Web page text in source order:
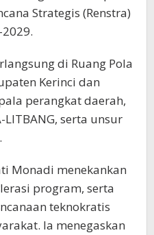
Strategis (Renstra)
di Ruang Pola
Kerinci dan
perangkat daerah,
LITBANG, serta unsur
Monadi menekankan
program, serta
teknokratis
Ia menegaskan